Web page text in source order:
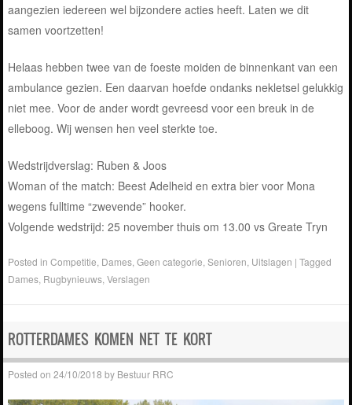
aangezien iedereen wel bijzondere acties heeft. Laten we dit
samen voortzetten!
Helaas hebben twee van de foeste moiden de binnenkant van een
ambulance gezien. Een daarvan hoefde ondanks nekletsel gelukkig
niet mee. Voor de ander wordt gevreesd voor een breuk in de
elleboog. Wij wensen hen veel sterkte toe.
Wedstrijdverslag: Ruben & Joos
Woman of the match: Beest Adelheid en extra bier voor Mona
wegens fulltime “zwevende” hooker.
Volgende wedstrijd: 25 november thuis om 13.00 vs Greate Tryn
Posted inCompetitie Dames ,Geen categorie ,Senioren Uitslagen |Tagged
Dames Rugbynieuws ,Verslagen
ROTTERDAMES KOMEN NET TE KORT
Posted on24/10/2018 by Bestuur RRC